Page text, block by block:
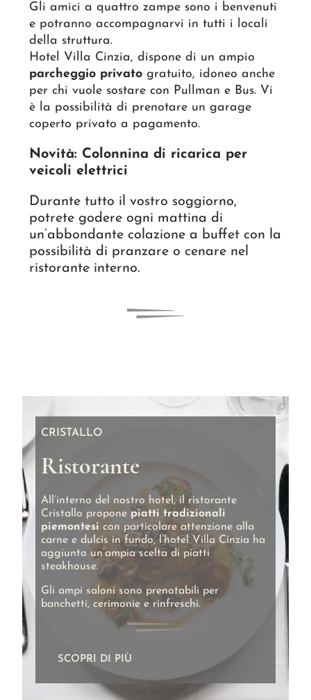
Gli amici a quattro zampe sono i benvenuti
e potranno accompagnarvi in tutti i locali
della struttura.
Hotel Villa Cinzia, dispone di un ampio
parcheggio privato gratuito, idoneo anche
per chi vuole sostare con Pullman e Bus. Vi
è la possibilità di prenotare un garage
coperto privato a pagamento.
Novità: Colonnina di ricarica per
veicoli elettrici
Durante tutto il vostro soggiorno,
potrete godere ogni mattina di
un’abbondante colazione a buffet con la
possibilità di pranzare o cenare nel
ristorante interno.
CRISTALLO
Ristorante
All’interno del nostro hotel, il ristorante
Cristallo propone piatti tradizionali
piemontesi con particolare attenzione alla
carne e dulcis in fundo, l’hotel Villa Cinzia ha
aggiunto un’ampia scelta di piatti
steakhouse.
Gli ampi saloni sono prenotabili per
banchetti, cerimonie e rinfreschi.
SCOPRI DI PIÙ